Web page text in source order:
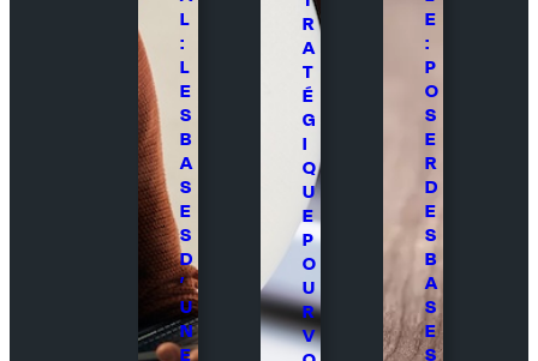
L
:
L
E
S
B
A
S
E
S
D
’
U
N
E
R
A
T
É
G
I
Q
U
E
P
O
U
R
V
E
:
P
O
S
E
R
D
E
S
B
A
S
E
S